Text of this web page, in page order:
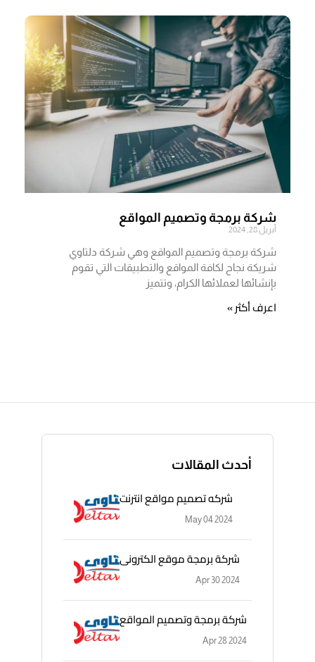
أحدث المقالات
شركه تصميم مواقع انترنت
May 04 2024
شركة برمجة موقع الكترونى
Apr 30 2024
شركة برمجة وتصميم المواقع
Apr 28 2024
شركة برمجة وتصميم المواقع
أبريل 28, 2024
شركة برمجة وتصميم المواقع وهي شركة دلتاوي
شريكة نجاح لكافة المواقع والتطبيقات التي تقوم
بإنشائها لعملائها الكرام، وتتميز
اعرف أكثر »